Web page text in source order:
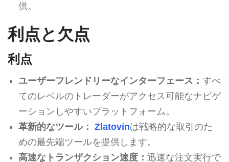
供。
利点と欠点
利点
ユーザーフレンドリーなインターフェース： すべ
てのレベルのトレーダーがアクセス可能なナビゲ
ーションしやすいプラットフォーム。
革新的なツール： Zlatovínは戦略的な取引のた
めの最先端ツールを提供します。
高速なトランザクション速度： 迅速な注文実行で